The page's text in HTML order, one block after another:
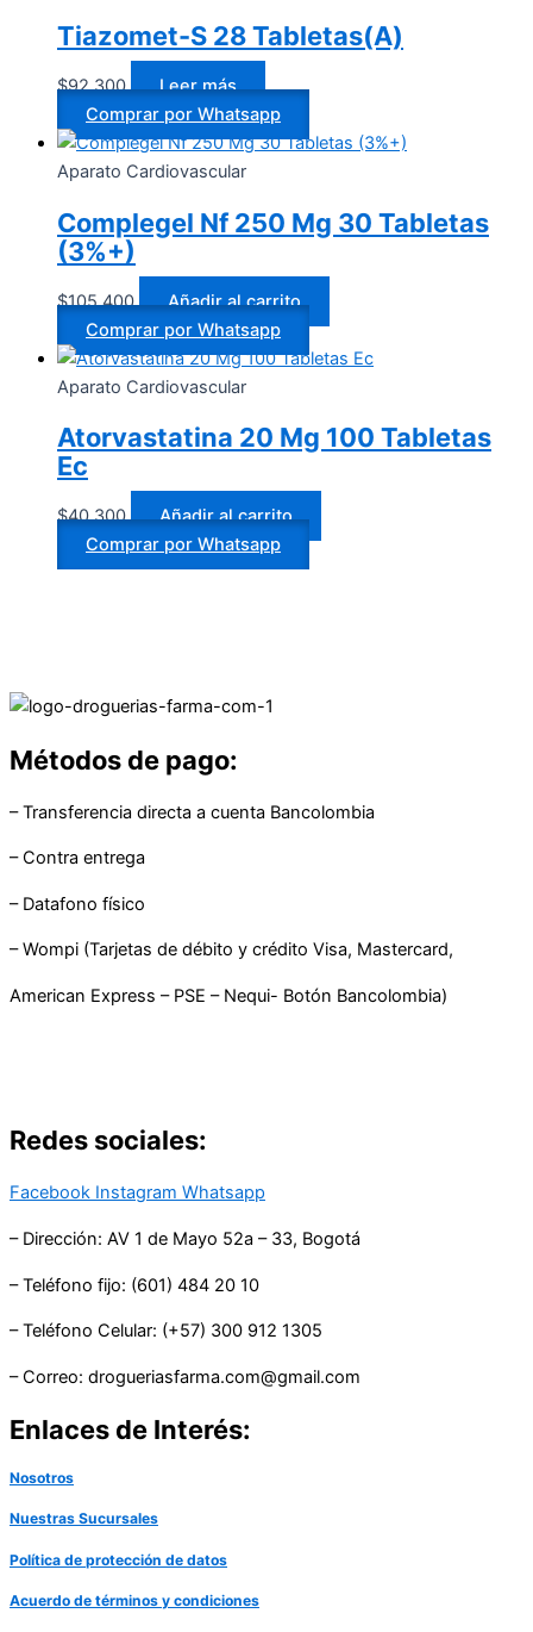
Tiazomet-S 28 Tabletas(A)
$92.300
Leer más
Comprar por Whatsapp
Aparato Cardiovascular
Complegel Nf 250 Mg 30 Tabletas
(3%+)
$105.400
Añadir al carrito
Comprar por Whatsapp
Aparato Cardiovascular
Atorvastatina 20 Mg 100 Tabletas
Ec
$40.300
Añadir al carrito
Comprar por Whatsapp
Métodos de pago:
– Transferencia directa a cuenta Bancolombia
– Contra entrega
– Datafono físico
– Wompi (Tarjetas de débito y crédito Visa, Mastercard,
American Express – PSE – Nequi- Botón Bancolombia)
Redes sociales:
Facebook Instagram Whatsapp
– Dirección: AV 1 de Mayo 52a – 33, Bogotá
– Teléfono fijo: (601) 484 20 10
– Teléfono Celular: (+57) 300 912 1305
– Correo: drogueriasfarma.com@gmail.com
Enlaces de Interés:
Nosotros
Nuestras Sucursales
Política de protección de datos
Acuerdo de términos y condiciones